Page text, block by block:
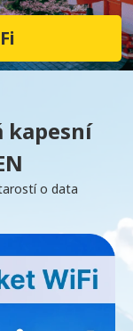
kapesní
o data